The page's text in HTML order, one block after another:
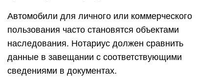
Автомобили для личного или коммерческого
пользования часто становятся объектами
наследования. Нотариус должен сравнить
данные в завещании с соответствующими
сведениями в документах.